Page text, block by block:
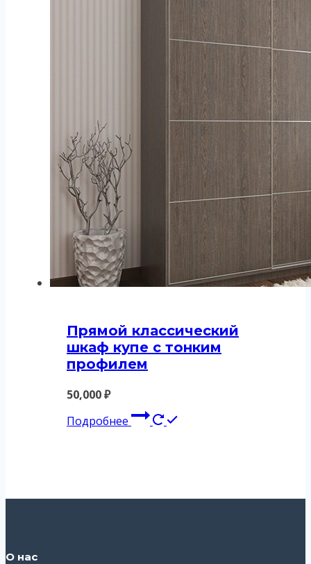
Прямой классический
шкаф купе с тонким
профилем
50,000₽
Подробнее
О нас